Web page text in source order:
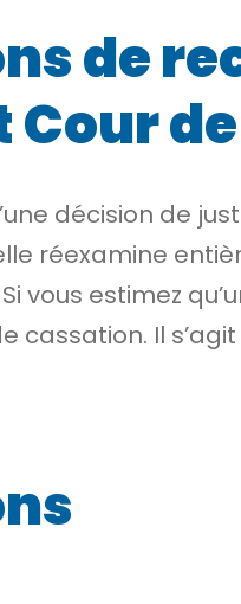
de
Cour
décision de
réexamine
Si vous estimez
cassation. Il s’agit